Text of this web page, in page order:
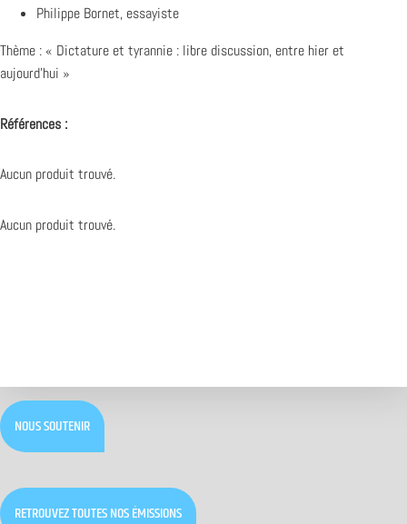
Philippe Bornet, essayiste
Thème : « Dictature et tyrannie : libre discussion, entre hier et
aujourd’hui »
Références :
Aucun produit trouvé.
Aucun produit trouvé.
NOUS SOUTENIR
RETROUVEZ TOUTES NOS ÉMISSIONS